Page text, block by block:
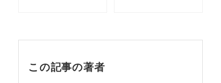
この記事の著者